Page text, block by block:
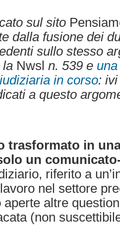
sul sito
dalla fusione dei
sullo stesso
la Nwsl n. 539 e
in corso:
a questo
trasformato in
un
riferito a
nel settore
aperte altre
(non